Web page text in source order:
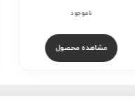
ناموجود
مشاهده محصول